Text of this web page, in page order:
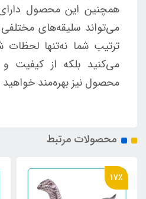
همچنین این محصول
می‌تواند سلیقه‌های
ترتیب شما نه‌تنها لحظات
می‌کنید بلکه از کیفیت
محصول نیز بهره‌مند
محصولات مرتبط
17٪